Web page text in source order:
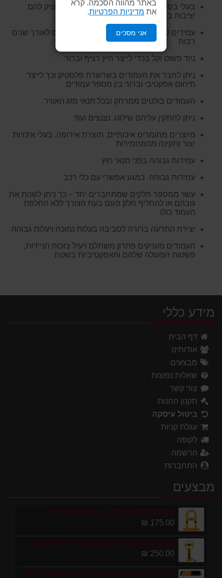
באתר מהווה הסכמה. קרא
את מדיניות הפרטיות.
אני מסכים
בעלי בסיס כבד המונע מהם ליפול ברוח ומעניק להם
יציבות ברוב תנאי מזג האוויר
עמידים לקרני השמש, אינם מתכלים ועמידים לאורך שנים
רבות
ניוד פשוט וקל בכדי לייצר חיץ רציף וברור
ניתן לחבר את העמודים בשרשרת פלסטיק וכך לייצר
תיחום אפקטיבי וברור בין מספר עמודים
העמודים בולטים ממרחק ובכל תנאי מזג האוויר
ניתן להתקין עליהם שילוט, נצנצים ועוד
מיוצרים מחומרים איכותיים, תוצרת אירופה, בעלי איכויות
יצור ותקינה מהמחמירות
עמידות גבוהה בפני תנאי חוץ
עמידות גבוהה במגע אפשרי עם כלי רכב
עשוי ממספר חלקים שמתחברים יחד – כך ניתן לשנות את
גובהם או להחליף חלק פגום בעת הצורך ללא החלפת
העמוד כולו
יצירת התרעה ברורה לסביבה בעלות נמוכה ויעלות גבוהה
העמודים מעניקים פתרון משתלם ויעיל בזכות הניידות,
פשטות הפעולה שלהם והאפקטיביות בשטח
מידע כללי
דף הבית
אודותינו
מבצעים
שאלות נפוצות
צור קשר
תקנון החנות
ביטול עיסקה
עגלת קניות
לקופה
הרשמה
התחברות
מבצעים
מחסום לחניה צורת U במבצע מטורף!
175.00 ₪
מחסום חניה פרטי כולל מנעול ומפתחות גובה 70 ס"מ
250.00 ₪
חבילת 1 מטר פסי האטה 10 קמ''ש כולל סופיות מפלסטיק